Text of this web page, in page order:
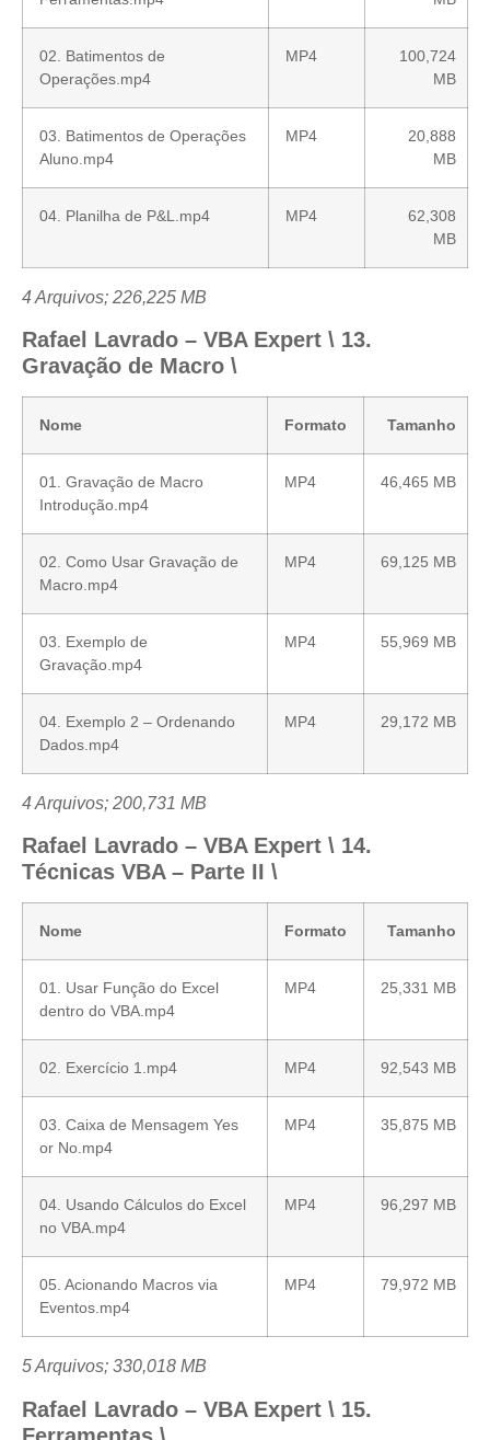
02. Batimentos de
Operações.mp4
MP4
100,724
MB
03. Batimentos de Operações
Aluno.mp4
MP4
20,888
MB
04. Planilha de P&L.mp4 MP4
62,308
MB
4 Arquivos; 226,225 MB
Rafael Lavrado – VBA Expert \ 13.
Gravação de Macro \
Nome Formato Tamanho
01. Gravação de Macro
Introdução.mp4
MP4 46,465 MB
02. Como Usar Gravação de
Macro.mp4
MP4 69,125 MB
03. Exemplo de
Gravação.mp4
MP4 55,969 MB
04. Exemplo 2 – Ordenando
Dados.mp4
MP4 29,172 MB
4 Arquivos; 200,731 MB
Rafael Lavrado – VBA Expert \ 14.
Técnicas VBA – Parte II \
Nome Formato Tamanho
01. Usar Função do Excel
dentro do VBA.mp4
MP4 25,331 MB
02. Exercício 1.mp4 MP4 92,543 MB
03. Caixa de Mensagem Yes
or No.mp4
MP4 35,875 MB
04. Usando Cálculos do Excel
no VBA.mp4
MP4 96,297 MB
05. Acionando Macros via
Eventos.mp4
MP4 79,972 MB
5 Arquivos; 330,018 MB
Rafael Lavrado – VBA Expert \ 15.